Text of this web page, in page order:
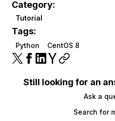
Category:
Tutorial
Tags:
Python CentOS 8
Still looking for an
Ask a
Search for